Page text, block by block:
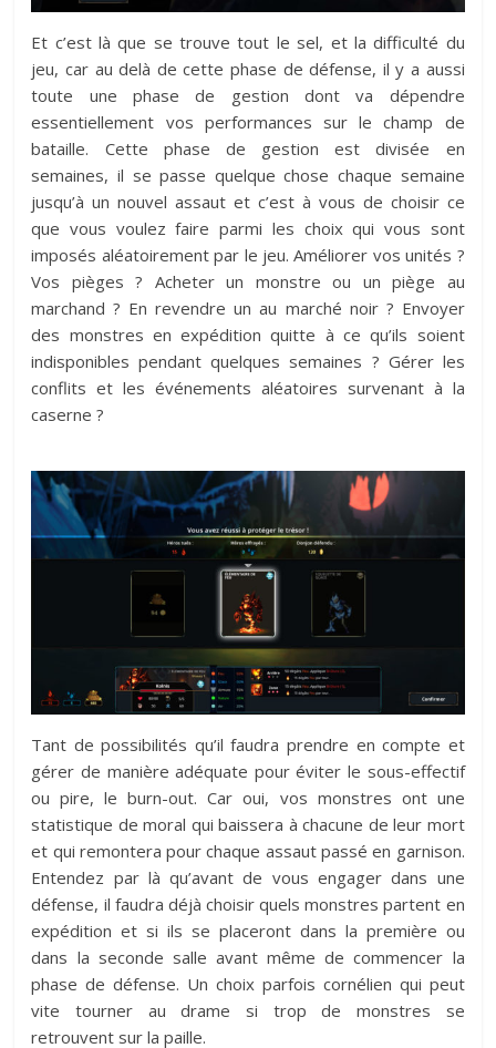
Et c’est là que se trouve tout le sel, et la difficulté du
jeu, car au delà de cette phase de défense, il y a aussi
toute une phase de gestion dont va dépendre
essentiellement vos performances sur le champ de
bataille. Cette phase de gestion est divisée en
semaines, il se passe quelque chose chaque semaine
jusqu’à un nouvel assaut et c’est à vous de choisir ce
que vous voulez faire parmi les choix qui vous sont
imposés aléatoirement par le jeu. Améliorer vos unités ?
Vos pièges ? Acheter un monstre ou un piège au
marchand ? En revendre un au marché noir ? Envoyer
des monstres en expédition quitte à ce qu’ils soient
indisponibles pendant quelques semaines ? Gérer les
conflits et les événements aléatoires survenant à la
caserne ?
Tant de possibilités qu’il faudra prendre en compte et
gérer de manière adéquate pour éviter le sous-effectif
ou pire, le burn-out. Car oui, vos monstres ont une
statistique de moral qui baissera à chacune de leur mort
et qui remontera pour chaque assaut passé en garnison.
Entendez par là qu’avant de vous engager dans une
défense, il faudra déjà choisir quels monstres partent en
expédition et si ils se placeront dans la première ou
dans la seconde salle avant même de commencer la
phase de défense. Un choix parfois cornélien qui peut
vite tourner au drame si trop de monstres se
retrouvent sur la paille.